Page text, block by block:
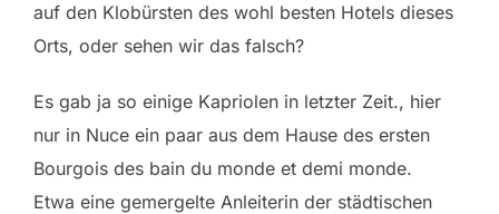
auf den Klobürsten des wohl besten Hotels dieses
Orts, oder sehen wir das falsch?
Es gab ja so einige Kapriolen in letzter Zeit., hier
nur in Nuce ein paar aus dem Hause des ersten
Bourgois des bain du monde et demi monde.
Etwa eine gemergelte Anleiterin der städtischen